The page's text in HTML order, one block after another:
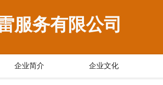
服务有限公司
企业简介 企业文化